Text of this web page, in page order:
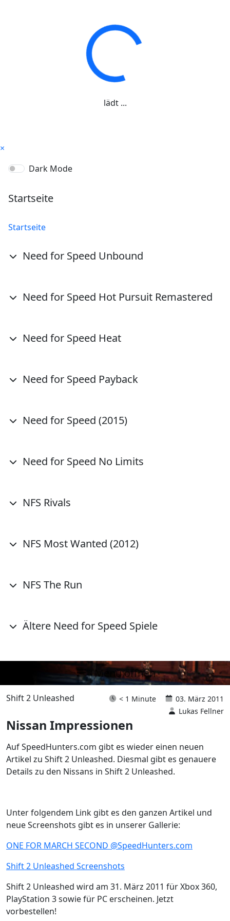
lädt ...
×
Dark Mode
Startseite
Startseite
Need for Speed Unbound
Need for Speed Hot Pursuit Remastered
Need for Speed Heat
Need for Speed Payback
Need for Speed (2015)
Need for Speed No Limits
NFS Rivals
NFS Most Wanted (2012)
NFS The Run
Ältere Need for Speed Spiele
Menü öffnen
Shift 2 Unleashed < 1 Minute
03. März 2011
Lukas Fellner
Nissan Impressionen
Auf SpeedHunters.com gibt es wieder einen neuen
Artikel zu Shift 2 Unleashed. Diesmal gibt es genauere
Details zu den Nissans in Shift 2 Unleashed.
Unter folgendem Link gibt es den ganzen Artikel und
neue Screenshots gibt es in unserer Gallerie:
ONE FOR MARCH SECOND @SpeedHunters.com
Shift 2 Unleashed Screenshots
Shift 2 Unleashed wird am 31. März 2011 für Xbox 360,
PlayStation 3 sowie für PC erscheinen. Jetzt
vorbestellen!